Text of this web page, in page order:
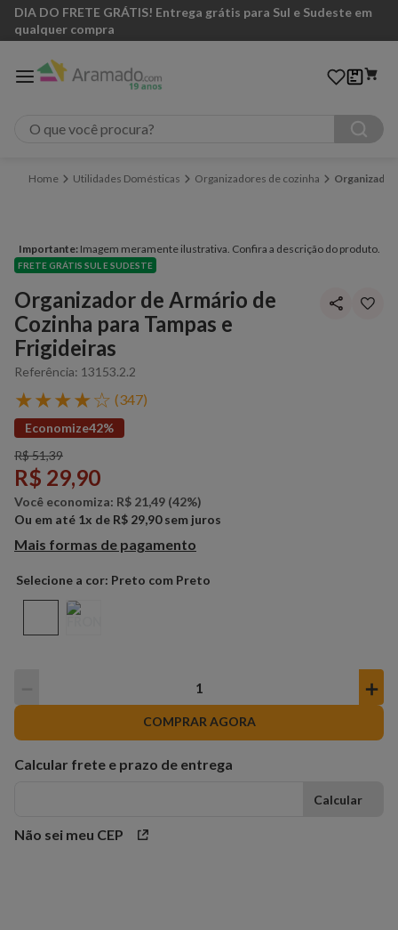
DIA DO FRETE GRÁTIS! Entrega grátis para Sul e Sudeste em
qualquer compra
O que você procura?
Utilidades Domésticas Organizadores de cozinha Organizador
Importante:Imagem meramente ilustrativa. Confira a descrição do produto.
FRETE GRÁTIS SUL E SUDESTE
Organizador de Armário de
Cozinha para Tampas e
Frigideiras
Referência: 13153.2.2
★★★★☆ (347)
Economize42%
R$51,39
R$ 29,90
Você economiza: R$ 21,49 (42%)
Ou em até 1x de R$ 29,90sem juros
Mais formas de pagamento
Preto com Preto
＋
COMPRAR AGORA
Calcular frete e prazo de entrega
Não sei meu CEP